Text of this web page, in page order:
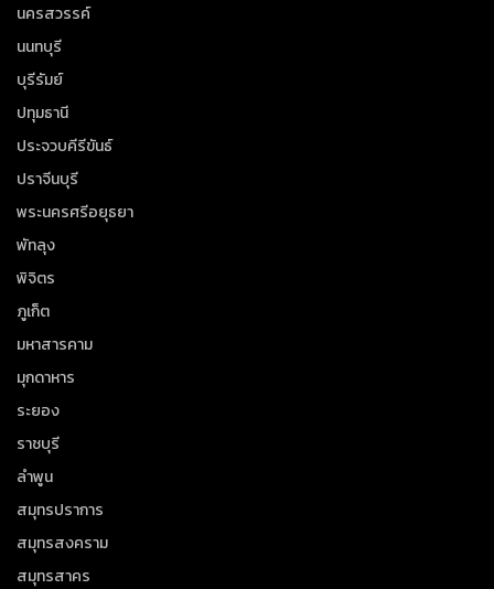
นครสวรรค์
นนทบุรี
บุรีรัมย์
ปทุมธานี
ประจวบคีรีขันธ์
ปราจีนบุรี
พระนครศรีอยุธยา
พัทลุง
พิจิตร
ภูเก็ต
มหาสารคาม
มุกดาหาร
ระยอง
ราชบุรี
ลำพูน
สมุทรปราการ
สมุทรสงคราม
สมุทรสาคร